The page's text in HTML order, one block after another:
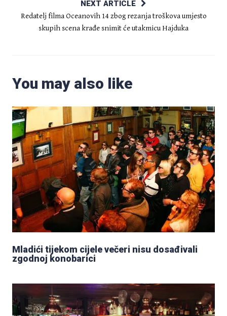
NEXT ARTICLE
Redatelj filma Oceanovih 14 zbog rezanja troškova umjesto
skupih scena krađe snimit će utakmicu Hajduka
You may also like
Mladići tijekom cijele večeri nisu dosađivali
zgodnoj konobarici